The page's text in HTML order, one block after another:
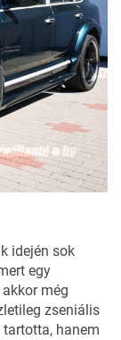
idején sok
egy
még
zseniális
tartotta, hanem